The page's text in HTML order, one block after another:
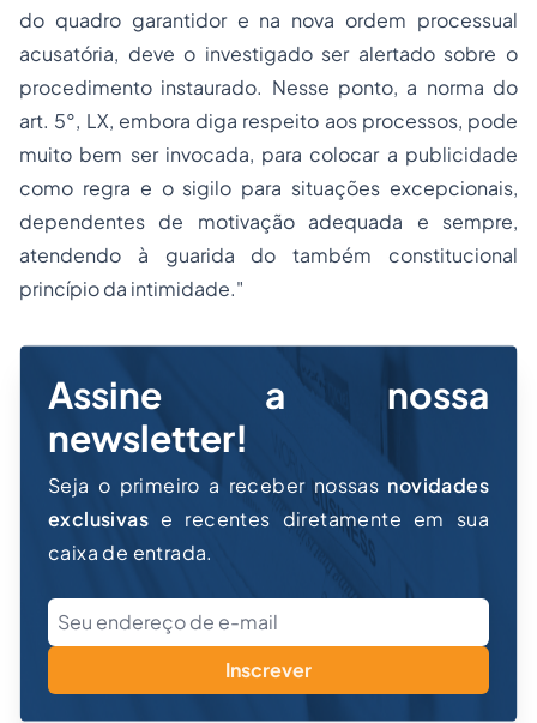
do quadro garantidor e na nova ordem processual
acusatória, deve o investigado ser alertado sobre o
procedimento instaurado. Nesse ponto, a norma do
art. 5°, LX, embora diga respeito aos processos, pode
muito bem ser invocada, para colocar a publicidade
como regra e o sigilo para situações excepcionais,
dependentes de motivação adequada e sempre,
atendendo à guarida do também constitucional
princípio da intimidade."
Assine a nossa
newsletter!
Seja o primeiro a receber nossas novidades
exclusivas e recentes diretamente em sua
caixa de entrada.
Inscrever